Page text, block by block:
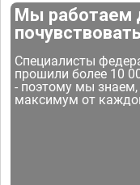
Мы работаем
Специалисты
прошили более 10
- поэтому мы
максимум от